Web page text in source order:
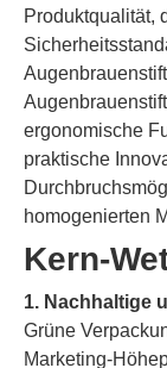
Produktqualität,
ergonomische
praktische
homogenierten
Kern-
1. Nachhaltige
Grüne
Marketing-